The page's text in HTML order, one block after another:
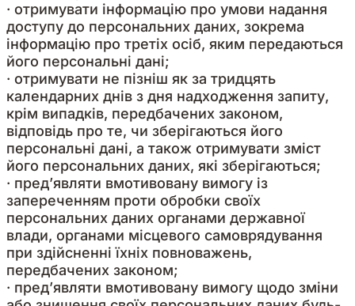
· отримувати інформацію про умови надання
доступу до персональних даних, зокрема
інформацію про третіх осіб, яким передаються
його персональні дані;
· отримувати не пізніш як за тридцять
календарних днів з дня надходження запиту,
крім випадків, передбачених законом,
відповідь про те, чи зберігаються його
персональні дані, а також отримувати зміст
його персональних даних, які зберігаються;
· пред’являти вмотивовану вимогу із
запереченням проти обробки своїх
персональних даних органами державної
влади, органами місцевого самоврядування
при здійсненні їхніх повноважень,
передбачених законом;
· пред’являти вмотивовану вимогу щодо зміни